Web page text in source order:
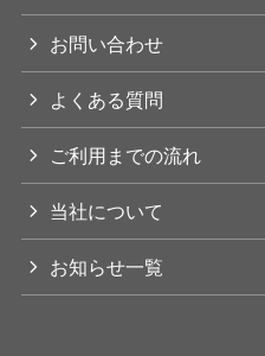
お問い合わせ
よくある質問
ご利用までの流れ
当社について
お知らせ一覧